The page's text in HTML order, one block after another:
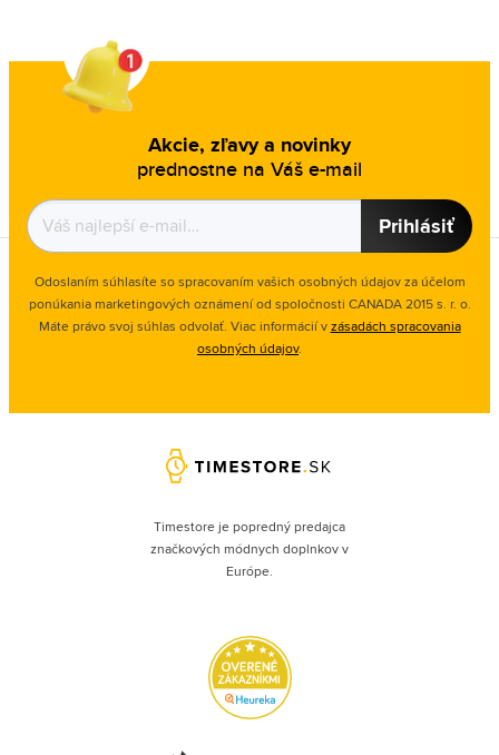
Akcie, zľavy a novinky
prednostne na Váš e-mail
Prihlásiť
Odoslaním súhlasíte so spracovaním vašich osobných údajov za účelom
ponúkania marketingových oznámení od spoločnosti CANADA 2015 s. r. o.
Máte právo svoj súhlas odvolať. Viac informácií vzásadách spracovania
osobných údajov.
Timestore je popredný predajca
značkových módnych doplnkov v
Európe.